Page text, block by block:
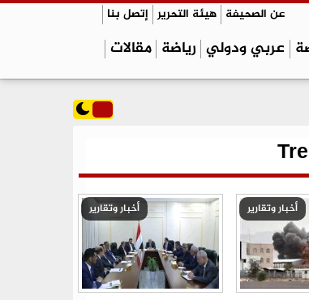
عن الصحيفة هيئة التحرير إتصل بنا
عربي ودولي رياضة مقالات
أخبار وتقارير أخبار وتقارير